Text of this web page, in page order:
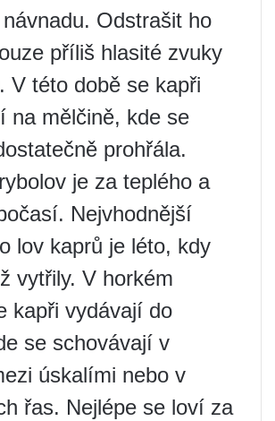
Odstrašit ho
příliš hlasité zvuky
V této době se kapři
na mělčině, kde se
prohřála.
je za teplého a
Nejvhodnější
lov kaprů je léto, kdy
vytřily. V horkém
kapři vydávají do
se schovávají v
úskalími nebo v
řas. Nejlépe se loví za